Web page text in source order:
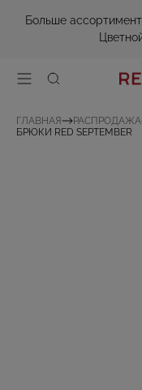
Больше
ГЛАВНАЯ РАСПРОДАЖА
БРЮКИ RED SEPTEMBER